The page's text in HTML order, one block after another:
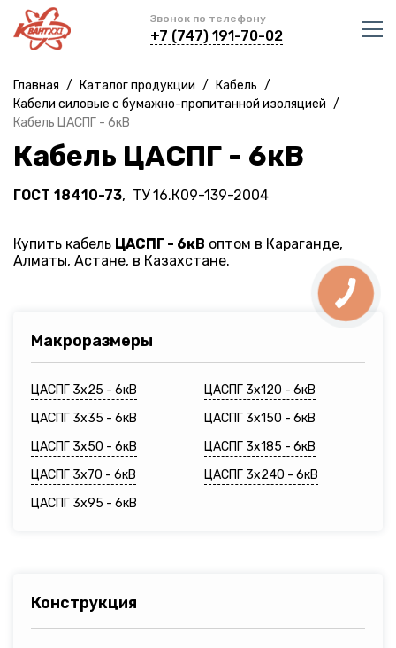
Звонок по телефону
+7 (747) 191-70-02
Главная / Каталог продукции / Кабель /
Кабели силовые с бумажно-пропитанной изоляцией /
Кабель ЦАСПГ - 6кВ
Кабель ЦАСПГ - 6кВ
ГОСТ 18410-73, ТУ 16.К09-139-2004
Купить кабель ЦАСПГ - 6кВ оптом в Караганде,
Алматы, Астане, в Казахстане.
Макроразмеры
ЦАСПГ 3х25 - 6кВ
ЦАСПГ 3х35 - 6кВ
ЦАСПГ 3х50 - 6кВ
ЦАСПГ 3х70 - 6кВ
ЦАСПГ 3х95 - 6кВ
ЦАСПГ 3х120 - 6кВ
ЦАСПГ 3х150 - 6кВ
ЦАСПГ 3х185 - 6кВ
ЦАСПГ 3х240 - 6кВ
Конструкция